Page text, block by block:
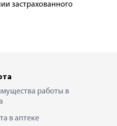
застрахованного
работы в
в аптеке